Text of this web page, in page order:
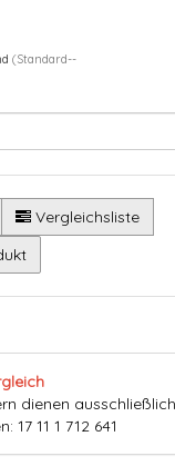
(Standard--
Vergleichsliste
dienen
17 11 1 712 641